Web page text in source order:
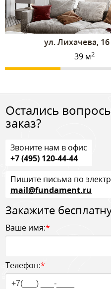
ул. Лихачева, 16
39 м2
Остались
заказ?
Звоните нам в офис
+7 (495) 120-44-44
Пишите письма по
mail@fundament.ru
Закажите
Ваше имя:*
Телефон:*